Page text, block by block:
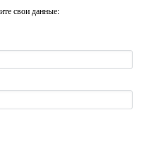
свои данные: